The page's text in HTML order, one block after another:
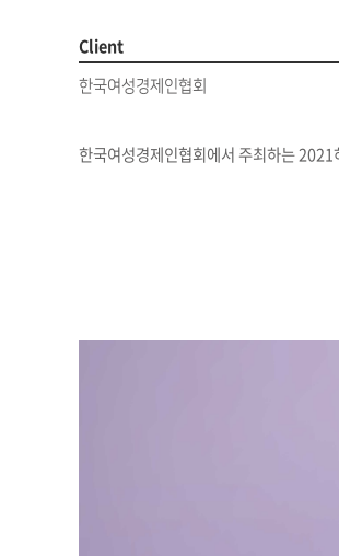
Client
한국여성경제인협회
한국여성경제인협회에서 주최하는